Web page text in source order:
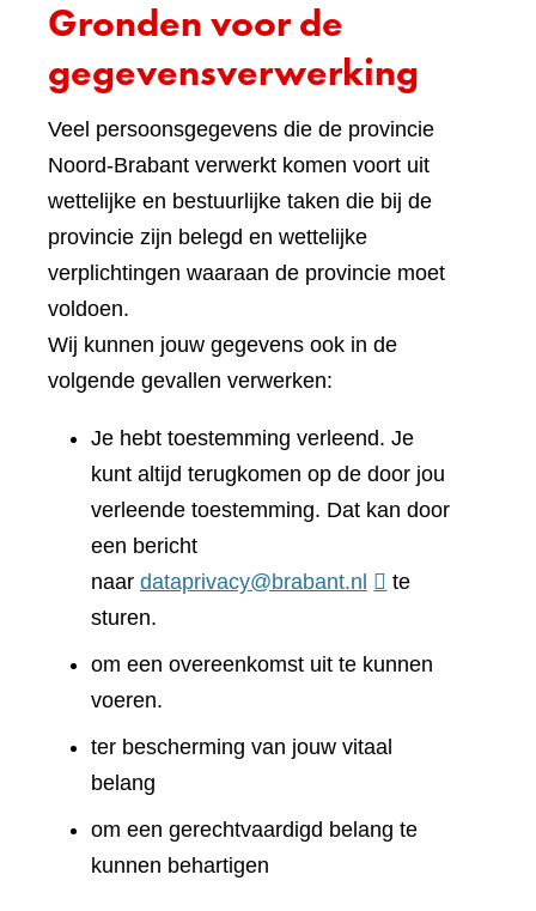
Gronden voor de
gegevensverwerking
Veel persoonsgegevens die de provincie
Noord-Brabant verwerkt komen voort uit
wettelijke en bestuurlijke taken die bij de
provincie zijn belegd en wettelijke
verplichtingen waaraan de provincie moet
voldoen.
Wij kunnen jouw gegevens ook in de
volgende gevallen verwerken:
Je hebt toestemming verleend. Je
kunt altijd terugkomen op de door jou
verleende toestemming. Dat kan door
een bericht
naar dataprivacy@brabant.nl
te
sturen.
om een overeenkomst uit te kunnen
voeren.
ter bescherming van jouw vitaal
belang
om een gerechtvaardigd belang te
kunnen behartigen